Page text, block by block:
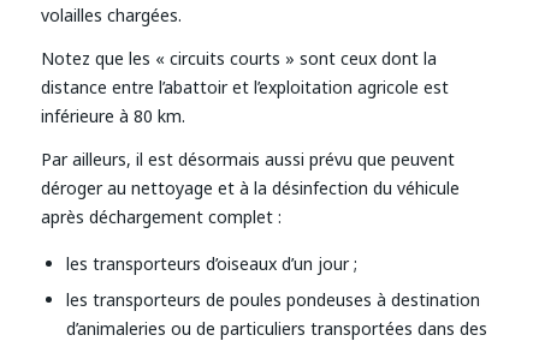
volailles chargées.
Notez que les « circuits courts » sont ceux dont la
distance entre l’abattoir et l’exploitation agricole est
inférieure à 80 km.
Par ailleurs, il est désormais aussi prévu que peuvent
déroger au nettoyage et à la désinfection du véhicule
après déchargement complet :
les transporteurs d’oiseaux d’un jour ;
les transporteurs de poules pondeuses à destination
d’animaleries ou de particuliers transportées dans des